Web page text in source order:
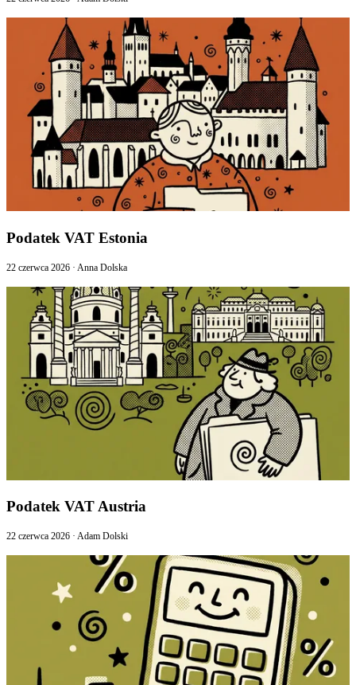
Podatek VAT Estonia
22 czerwca 2026 · Anna Dolska
Podatek VAT Austria
22 czerwca 2026 · Adam Dolski